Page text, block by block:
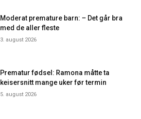
Moderat premature barn: – Det går bra
med de aller fleste
3. august 2026
Prematur fødsel: Ramona måtte ta
keisersnitt mange uker før termin
5. august 2026